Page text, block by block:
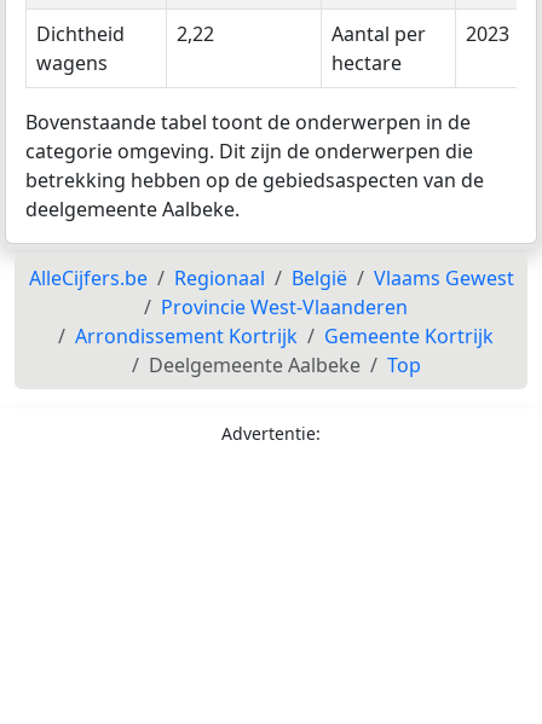
Dichtheid
wagens
2,22
Aantal per
hectare
2023
Bovenstaande tabel toont de onderwerpen in de
categorie omgeving. Dit zijn de onderwerpen die
betrekking hebben op de gebiedsaspecten van de
deelgemeente Aalbeke.
AlleCijfers.be Regionaal België
Vlaams Gewest
Provincie West-Vlaanderen
Arrondissement Kortrijk
Gemeente Kortrijk
Deelgemeente Aalbeke
Top
Advertentie: